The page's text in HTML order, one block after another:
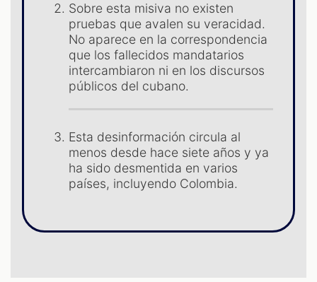
Sobre esta misiva no existen
pruebas que avalen su veracidad.
No aparece en la correspondencia
que los fallecidos mandatarios
intercambiaron ni en los discursos
públicos del cubano.
Esta desinformación circula al
menos desde hace siete años y ya
ha sido desmentida en varios
países, incluyendo Colombia.